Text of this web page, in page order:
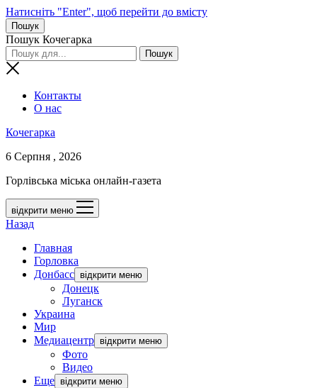
Натисніть "Enter", щоб перейти до вмісту
Пошук
Пошук Кочегарка
Контакты
О нас
Кочегарка
6 Серпня , 2026
Горлівська міська онлайн-газета
відкрити меню
Назад
Главная
Горловка
Донбасс відкрити меню
Донецк
Луганск
Украина
Мир
Медиацентр відкрити меню
Фото
Видео
Еще відкрити меню